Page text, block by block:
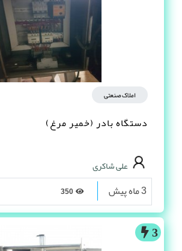
املاک صنعتی
دستگاه بادر (خمیر مرغ)
علی شاکری
3 ماه پیش
3